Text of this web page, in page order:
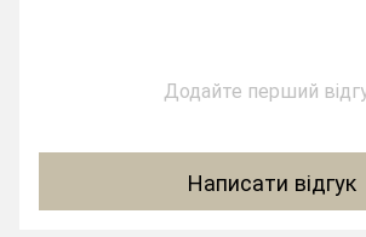
Додайте перший
Написати відгук